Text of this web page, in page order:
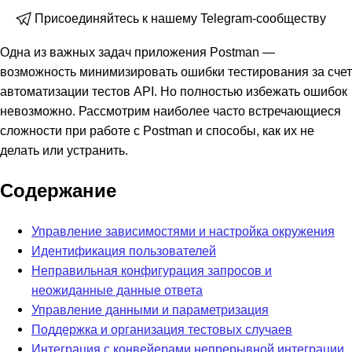
Присоединяйтесь к нашему Telegram-сообществу
Одна из важных задач приложения Postman —
возможность минимизировать ошибки тестирования за счет
автоматизации тестов API. Но полностью избежать ошибок
невозможно. Рассмотрим наиболее часто встречающиеся
сложности при работе с Postman и способы, как их не
делать или устранить.
Содержание
Управление зависимостями и настройка окружения
Идентификация пользователей
Неправильная конфигурация запросов и
неожиданные данные ответа
Управление данными и параметризация
Поддержка и организация тестовых случаев
Интеграция с конвейерами непрерывной интеграции